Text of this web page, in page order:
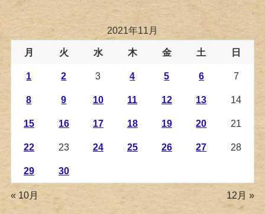
2021年11月
月 火 水 木 金 土 日
1 2 3 4 5 6 7
8 9 10 11 12 13 14
15 16 17 18 19 20 21
22 23 24 25 26 27 28
29 30
« 10月 12月 »